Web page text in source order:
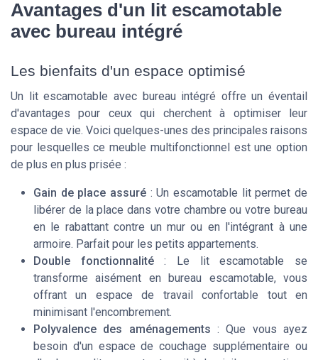
Avantages d'un lit escamotable
avec bureau intégré
Les bienfaits d'un espace optimisé
Un lit escamotable avec bureau intégré offre un éventail
d'avantages pour ceux qui cherchent à optimiser leur
espace de vie. Voici quelques-unes des principales raisons
pour lesquelles ce meuble multifonctionnel est une option
de plus en plus prisée :
Gain de place assuré : Un escamotable lit permet de
libérer de la place dans votre chambre ou votre bureau
en le rabattant contre un mur ou en l'intégrant à une
armoire. Parfait pour les petits appartements.
Double fonctionnalité: Le lit escamotable se
transforme aisément en bureau escamotable, vous
offrant un espace de travail confortable tout en
minimisant l'encombrement.
Polyvalence des aménagements : Que vous ayez
besoin d'un espace de couchage supplémentaire ou